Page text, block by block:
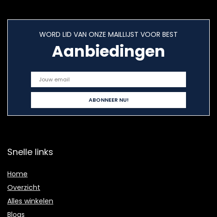
WORD LID VAN ONZE MAILLIJST VOOR BEST
Aanbiedingen
Snelle links
Home
Overzicht
Alles winkelen
Blogs